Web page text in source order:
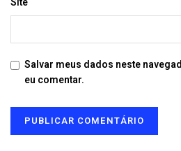
Salvar meus dados neste
eu comentar.